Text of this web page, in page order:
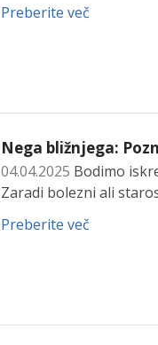
Preberite več
Nega bližnjega:
04.04.2025 Bodimo
Zaradi bolezni ali
Preberite več